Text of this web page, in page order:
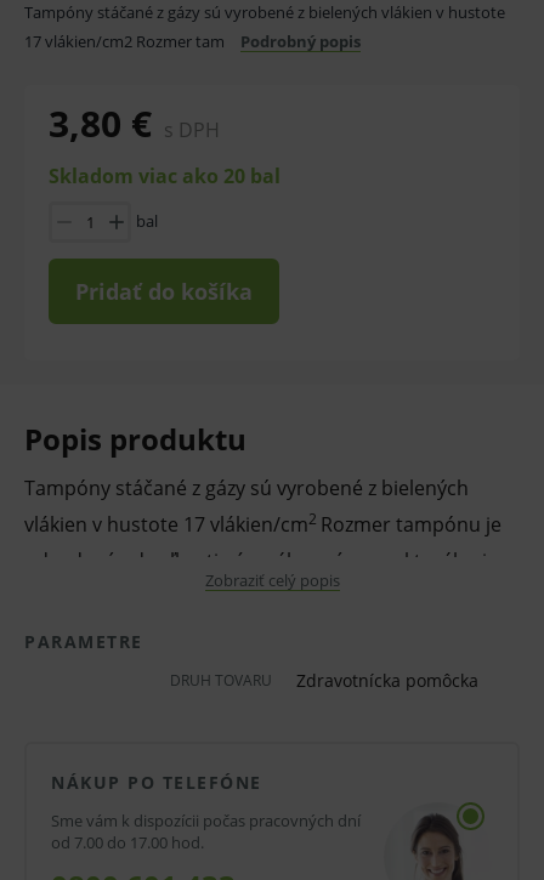
Tampóny stáčané z gázy sú vyrobené z bielených vlákien v hustote
17 vlákien/cm2 Rozmer tam
Podrobný popis
3,80 € s DPH
Skladom viac ako 20 bal
bal
Pridať do košíka
Popis produktu
Tampóny stáčané z gázy sú vyrobené z bielených
vlákien v hustote 17 vlákien/cm2 Rozmer tampónu je
odvodený od veľkosti gázového prírezu, z ktorého je
tampón stáčaný. Nesterilné prevedenie.
Používajú sa počas rôznych lekárskych výkonov v
čistenie a ošetrovanie rán. Možno ich využiť na
nanášanie dezinfekcie.
Zobraziť celý popis
PARAMETRE
DRUH TOVARU Zdravotnícka pomôcka
NÁKUP PO TELEFÓNE
Sme vám k dispozícii počas pracovných dní
od 7.00 do 17.00 hod.